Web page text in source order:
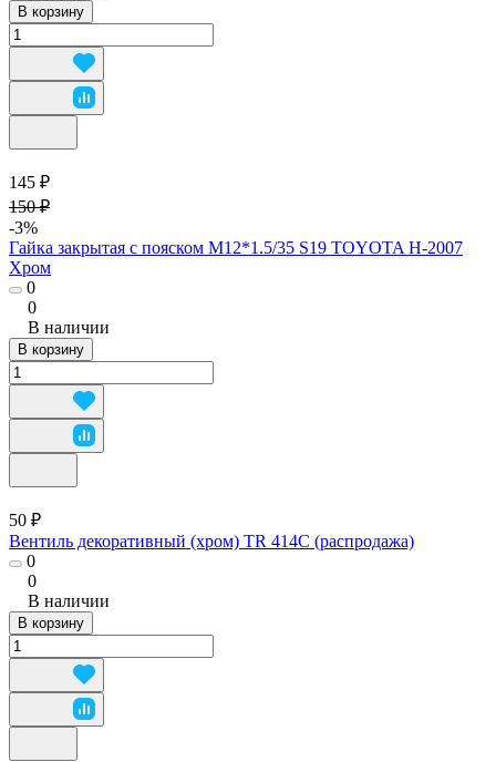
В корзину
145 ₽
150 ₽
-3%
Гайка закрытая с пояском М12*1.5/35 S19 TOYOTA H-2007
Хром
0
0
В наличии
В корзину
50 ₽
Вентиль декоративный (хром) TR 414С (распродажа)
0
0
В наличии
В корзину